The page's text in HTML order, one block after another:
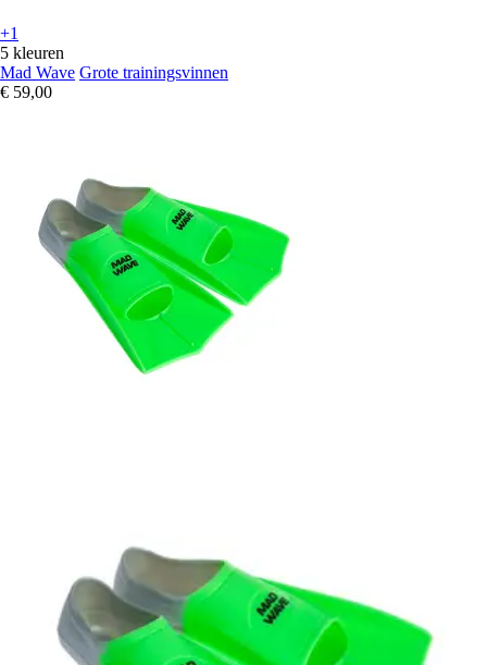
+1
5 kleuren
Mad Wave Grote trainingsvinnen
€ 59,00